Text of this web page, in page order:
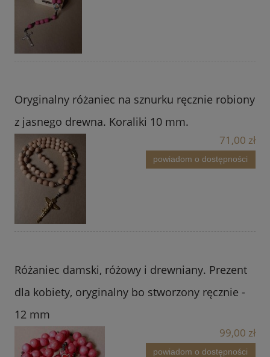
Oryginalny różaniec na sznurku ręcznie robiony
z jasnego drewna. Koraliki 10 mm.
71,00 zł
powiadom o dostępności
Różaniec damski, różowy i drewniany. Prezent
dla kobiety, oryginalny bo stworzony ręcznie -
12 mm
99,00 zł
powiadom o dostępności